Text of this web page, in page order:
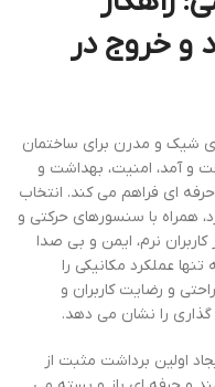
و خروج در
شیک و مدرن برای ساختمان
و آمد، امنیت، بهداشت و
ای فراهم می کند. انتخاب
همراه با سنسورهای حرکتی و
نرم، ایمن و بی صدا
عملکرد مکانیکی را
و رضایت کاربران و
گذاری را نشان می دهد.
اولین برداشت مثبت از